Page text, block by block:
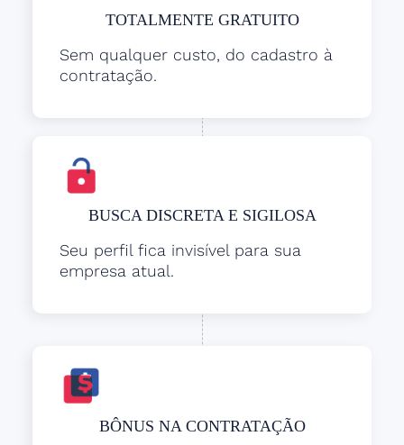
TOTALMENTE GRATUITO
Sem qualquer custo, do cadastro à
contratação.
BUSCA DISCRETA E SIGILOSA
Seu perfil fica invisível para sua
empresa atual.
BÔNUS NA CONTRATAÇÃO